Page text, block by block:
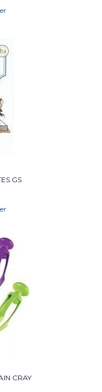
GS
CRAY